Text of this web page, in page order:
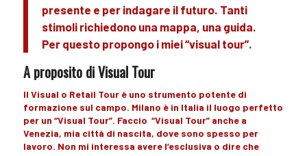
presente e per indagare il futuro. Tanti
stimoli richiedono una mappa, una guida.
Per questo propongo i miei “visual tour”.
A proposito di Visual Tour
Il Visual o Retail Tourè uno strumento potente di
formazione sul campo. Milano è in Italia il luogo perfetto
per un “Visual Tour”. Faccio “Visual Tour” anche a
Venezia, mia città di nascita, dove sono spesso per
lavoro. Non mi interessa avere l’esclusiva o dire che